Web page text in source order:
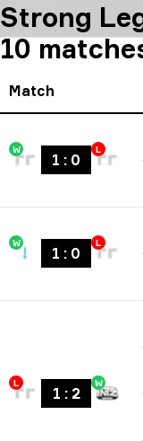
Strong
10
Match
W
1 : 0
L
W
1 : 0
L
L
1 : 2
W